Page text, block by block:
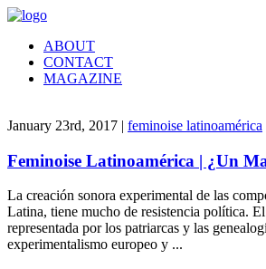
ABOUT
CONTACT
MAGAZINE
January 23rd, 2017 | feminoise latinoamérica
Feminoise Latinoamérica | ¿Un
La creación sonora experimental de las
Latina, tiene mucho de resistencia política.
representada por los patriarcas y las
experimentalismo europeo y ...